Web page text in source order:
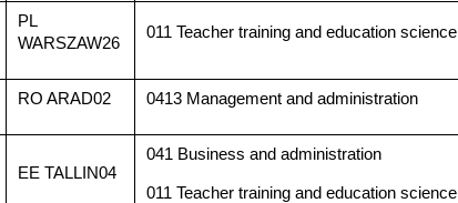
PL
WARSZAW26
011 Teacher training and education science
RO ARAD02 0413 Management and administration
EE TALLIN04
041 Business and administration
011 Teacher training and education science